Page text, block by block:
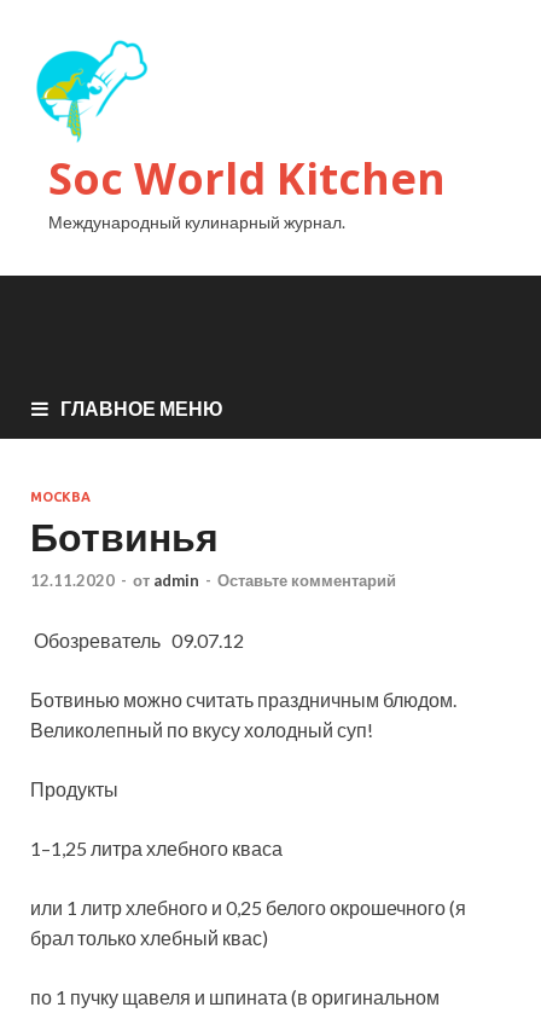
Soc World Kitchen
Международный кулинарный журнал.
ГЛАВНОЕ МЕНЮ
МОСКВА
Ботвинья
12.11.2020 - от admin - Оставьте комментарий
Обозреватель 09.07.12
Ботвинью можно считать праздничным блюдом.
Великолепный по вкусу холодный суп!
Продукты
1–1,25 литра хлебного кваса
или 1 литр хлебного и 0,25 белого окрошечного (я
брал только хлебный квас)
по 1 пучку щавеля и шпината (в оригинальном